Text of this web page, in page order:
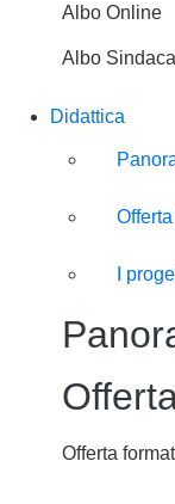
Albo Online
Albo
Didattica
I
Offerta